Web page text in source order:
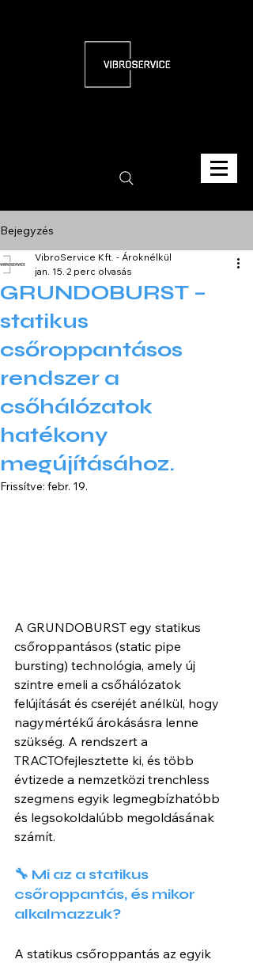
Bejegyzés
GRUNDOBURST –
statikus
csőroppantásos
rendszer a
csőhálózatok
hatékony
megújításához.
VibroService Kft. - Ároknélkül
jan. 15. 2 perc olvasás
Frissítve: febr. 19.
A GRUNDOBURST egy statikus
csőroppantásos (static pipe
bursting) technológia, amely új
szintre emeli a csőhálózatok
felújítását és cseréjét anélkül, hogy
nagymértékű árokásásra lenne
szükség. A rendszert a
TRACTOfejlesztette ki, és több
évtizede a nemzetközi trenchless
szegmens egyik legmegbízhatóbb
és legsokoldalúbb megoldásának
számít.
🔧 Mi az a statikus
csőroppantás, és mikor
alkalmazzuk?
A statikus csőroppantás az egyik